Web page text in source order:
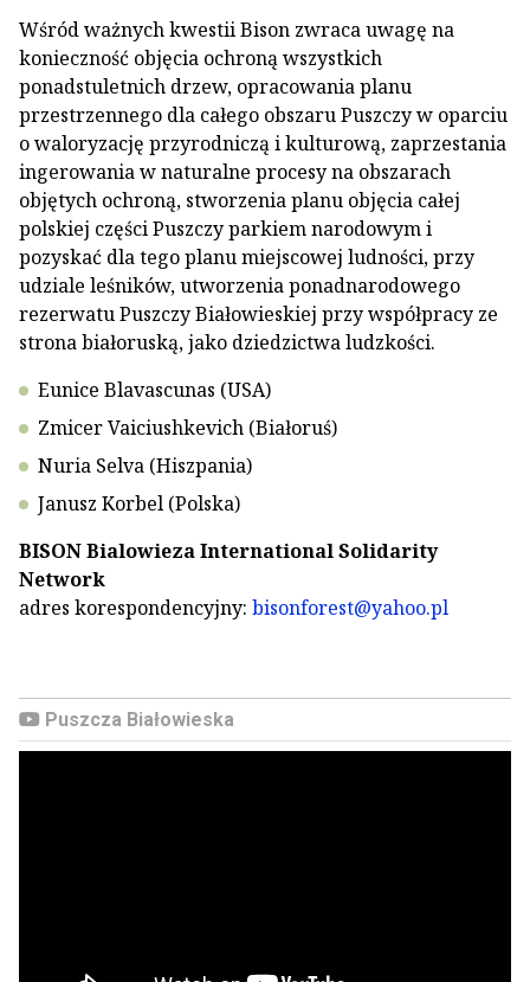
Wśród ważnych kwestii Bison zwraca uwagę na
konieczność objęcia ochroną wszystkich
ponadstuletnich drzew, opracowania planu
przestrzennego dla całego obszaru Puszczy w oparciu
o waloryzację przyrodniczą i kulturową, zaprzestania
ingerowania w naturalne procesy na obszarach
objętych ochroną, stworzenia planu objęcia całej
polskiej części Puszczy parkiem narodowym i
pozyskać dla tego planu miejscowej ludności, przy
udziale leśników, utworzenia ponadnarodowego
rezerwatu Puszczy Białowieskiej przy współpracy ze
strona białoruską, jako dziedzictwa ludzkości.
Eunice Blavascunas (USA)
Zmicer Vaiciushkevich (Białoruś)
Nuria Selva (Hiszpania)
Janusz Korbel (Polska)
BISON Bialowieza International Solidarity
Network
adres korespondencyjny: bisonforest@yahoo.pl
Puszcza Białowieska